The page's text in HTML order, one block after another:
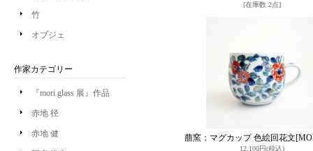
竹
オブジェ
作家カテゴリー
『mori glass 展』作品
赤地 径
赤地 健
[在庫数 2点]
萠窯：マグカップ 色絵回花文
12,100円(税込)